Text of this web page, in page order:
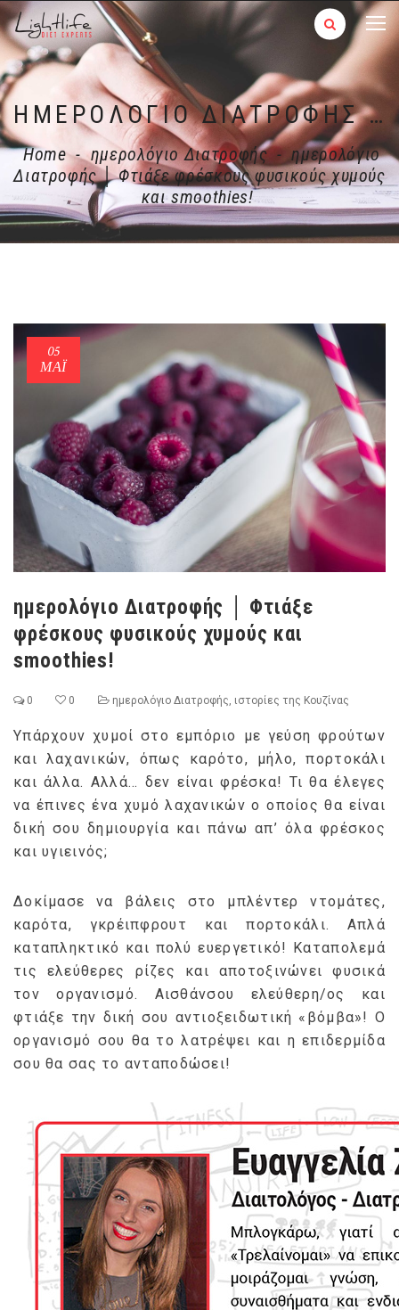
ΗΜΕΡΟΛΌΓΙΟ ΔΙΑΤΡΟΦΉΣ │ ΦΤΙΆΞΕ ΦΡΈΣΚΟΥΣ ΦΥΣΙΚΟΎΣ ΧΥΜΟΎΣ ΚΑΙ SMOOTHIES!
Home - ημερολόγιο Διατροφής - ημερολόγιο
Διατροφής │ Φτιάξε φρέσκους φυσικούς χυμούς
και smoothies!
05
ΜΑΪ́
ημερολόγιο Διατροφής │ Φτιάξε
φρέσκους φυσικούς χυμούς και
smoothies!
0 0 ημερολόγιο Διατροφής ιστορίες της Κουζίνας
Υπάρχουν χυμοί στο εμπόριο με γεύση φρούτων
και λαχανικών, όπως καρότο, μήλο, πορτοκάλι
και άλλα. Αλλά… δεν είναι φρέσκα! Τι θα έλεγες
να έπινες ένα χυμό λαχανικών ο οποίος θα είναι
δική σου δημιουργία και πάνω απ’ όλα φρέσκος
και υγιεινός;
Δοκίμασε να βάλεις στο μπλέντερ ντομάτες,
καρότα, γκρέιπφρουτ και πορτοκάλι. Απλά
καταπληκτικό και πολύ ευεργετικό! Καταπολεμά
τις ελεύθερες ρίζες και αποτοξινώνει φυσικά
τον οργανισμό. Αισθάνσου ελεύθερη/ος και
φτιάξε την δική σου αντιοξειδωτική «βόμβα»! Ο
οργανισμό σου θα το λατρέψει και η επιδερμίδα
σου θα σας το ανταποδώσει!